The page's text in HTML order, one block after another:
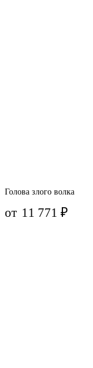
Голова злого волка
от 11 771₽